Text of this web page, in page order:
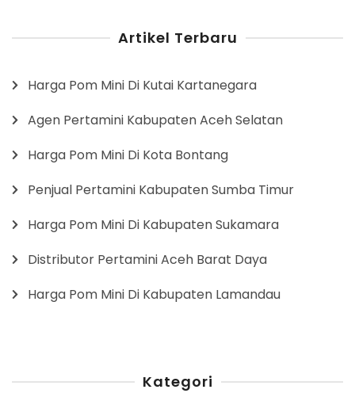
Artikel Terbaru
Harga Pom Mini Di Kutai Kartanegara
Agen Pertamini Kabupaten Aceh Selatan
Harga Pom Mini Di Kota Bontang
Penjual Pertamini Kabupaten Sumba Timur
Harga Pom Mini Di Kabupaten Sukamara
Distributor Pertamini Aceh Barat Daya
Harga Pom Mini Di Kabupaten Lamandau
Kategori